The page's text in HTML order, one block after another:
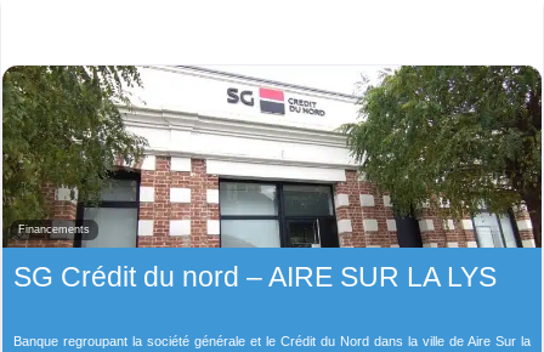
Financements
SG Crédit du nord – AIRE SUR LA LYS
Banque regroupant la société générale et le Crédit du Nord dans la ville de Aire Sur la